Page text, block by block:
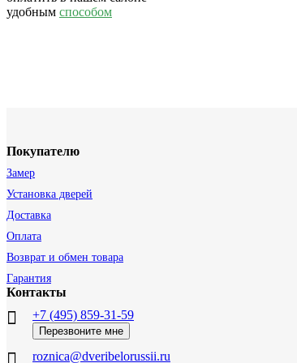
удобным способом
Покупателю
Замер
Установка дверей
Доставка
Оплата
Возврат и обмен товара
Гарантия
Контакты
+7 (495) 859-31-59
Перезвоните мне
roznica@dveribelorussii.ru